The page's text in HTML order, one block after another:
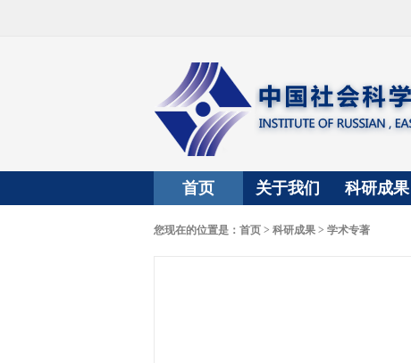
首页 关于我们 科研成果
您现在的位置是： 首页 > 科研成果 > 学术专著